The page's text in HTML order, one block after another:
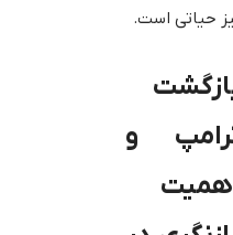
حیاتی است.
و